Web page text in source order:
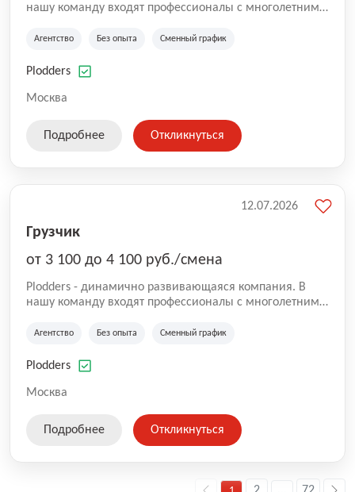
нашу команду входят профессионалы с многолетним
на рынке аутсорсинга, а накопленный опыт позволяют
оказываемых услуг.
Агентство Без опыта Сменный график
Plodders
Москва
Подробнее Откликнуться
Грузчик
от 3 100 до 4 100 руб./смена
Plodders - динамично развивающаяся компания. В
нашу команду входят профессионалы с многолетним
на рынке аутсорсинга, а накопленный опыт позволяют
оказываемых услуг.
Агентство Без опыта Сменный график
Plodders
Москва
12.07.2026
Подробнее Откликнуться